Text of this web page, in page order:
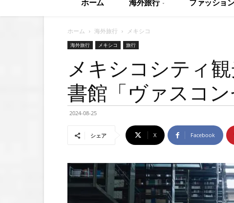
ホーム 海外旅行 ファッション
ホーム 海外旅行 メキシコ
海外旅行 メキシコ 旅行
メキシコシティ
書館「ヴァスコン
2024-08-25
シェア X Facebook